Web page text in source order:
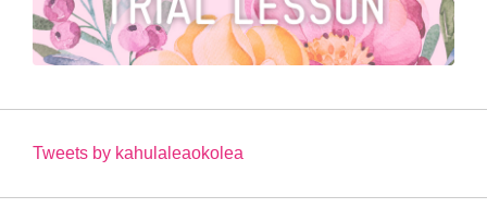
Tweets by kahulaleaokolea